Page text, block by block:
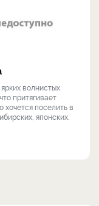
волнистых
притягивает
поселить в
японских.